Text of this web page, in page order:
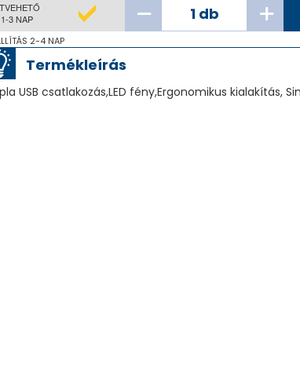
1-3 NAP
2-4 NAP
Termékleírás
USB csatlakozás,LED fény,Ergonomikus